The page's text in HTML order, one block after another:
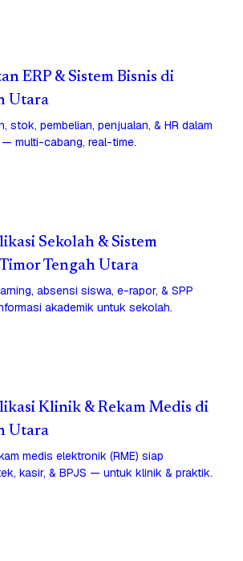
ERP & Sistem Bisnis di
Utara
stok, pembelian, penjualan, & HR dalam
multi-cabang, real-time.
Sekolah & Sistem
Tengah Utara
absensi siswa, e-rapor, & SPP
akademik untuk sekolah.
Klinik & Rekam Medis di
Utara
medis elektronik (RME) siap
kasir, & BPJS — untuk klinik & praktik.